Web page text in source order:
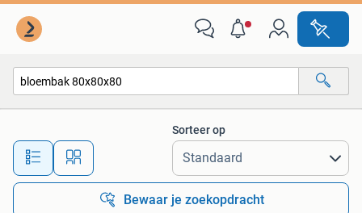
Alle afstanden…
Sorteer op
Bewaar je zoekopdracht